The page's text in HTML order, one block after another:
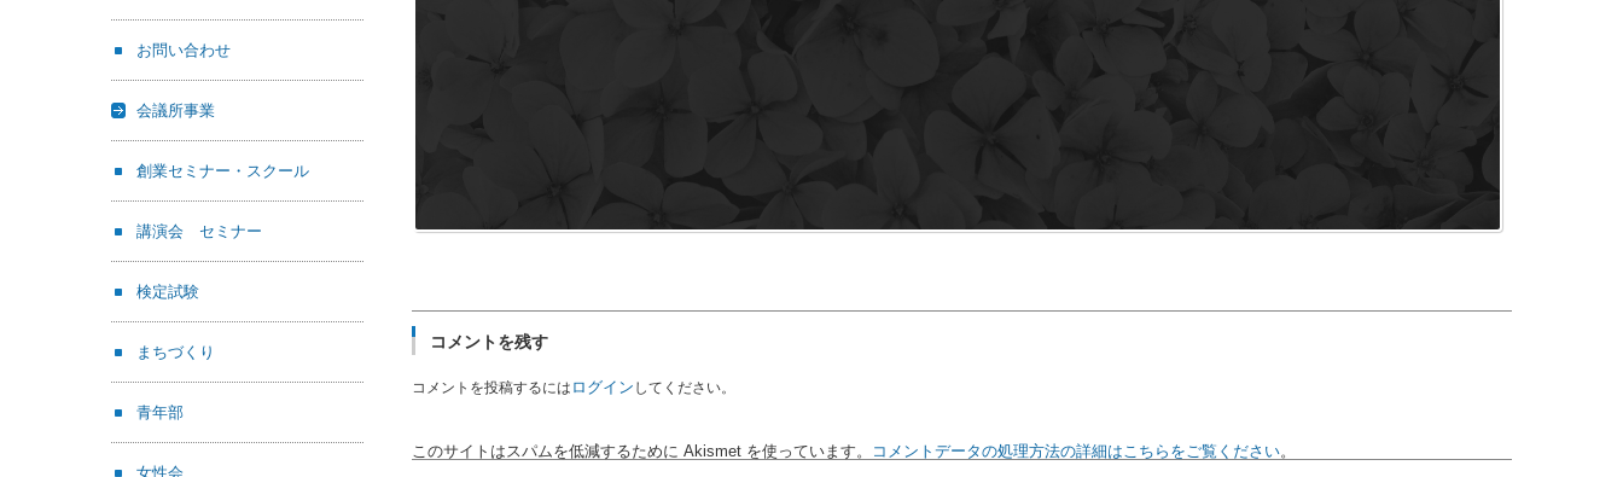
コメントを残す
コメントを投稿するには ログイン してください。
このサイトはスパムを低減するために Akismet を使っています。 コメントデータの処理方法の詳細はこちらをご覧ください。
お問い合わせ
会議所事業
創業セミナー・スクール
講演会 セミナー
検定試験
まちづくり
青年部
女性会